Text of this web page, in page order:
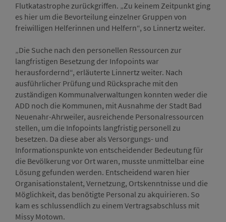
Flutkatastrophe zurückgriffen. „Zu keinem Zeitpunkt ging
es hier um die Bevorteilung einzelner Gruppen von
freiwilligen Helferinnen und Helfern“, so Linnertz weiter.
„Die Suche nach den personellen Ressourcen zur
langfristigen Besetzung der Infopoints war
herausfordernd“, erläuterte Linnertz weiter. Nach
ausführlicher Prüfung und Rücksprache mit den
zuständigen Kommunalverwaltungen konnten weder die
ADD noch die Kommunen, mit Ausnahme der Stadt Bad
Neuenahr-Ahrweiler, ausreichende Personalressourcen
stellen, um die Infopoints langfristig personell zu
besetzen. Da diese aber als Versorgungs- und
Informationspunkte von entscheidender Bedeutung für
die Bevölkerung vor Ort waren, musste unmittelbar eine
Lösung gefunden werden. Entscheidend waren hier
Organisationstalent, Vernetzung, Ortskenntnisse und die
Möglichkeit, das benötigte Personal zu akquirieren. So
kam es schlussendlich zu einem Vertragsabschluss mit
Missy Motown.